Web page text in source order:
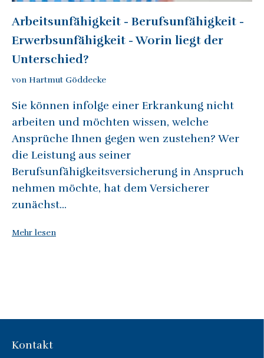
Arbeitsunfähigkeit - Berufsunfähigkeit -
Erwerbsunfähigkeit - Worin liegt der
Unterschied?
von Hartmut Göddecke
Sie können infolge einer Erkrankung nicht
arbeiten und möchten wissen, welche
Ansprüche Ihnen gegen wen zustehen? Wer
die Leistung aus seiner
Berufsunfähigkeitsversicherung in Anspruch
nehmen möchte, hat dem Versicherer
zunächst...
Mehr lesen
Kontakt